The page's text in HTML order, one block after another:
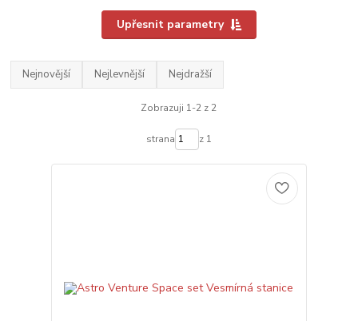
Upřesnit parametry
Nejnovější Nejlevnější Nejdražší
Zobrazuji 1-2 z 2
strana z 1